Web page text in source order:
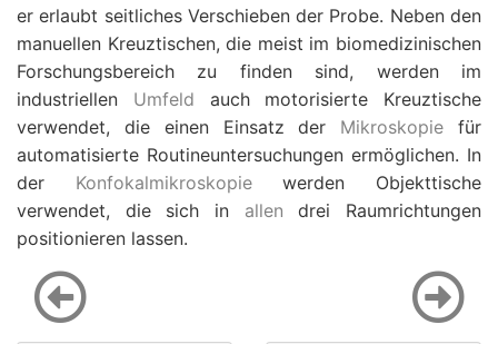
er erlaubt seitliches Verschieben der Probe. Neben den
manuellen Kreuztischen, die meist im biomedizinischen
Forschungsbereich zu finden sind, werden im
industriellen Umfeld auch motorisierte Kreuztische
verwendet, die einen Einsatz der Mikroskopie für
automatisierte Routineuntersuchungen ermöglichen. In
der Konfokalmikroskopiewerden Objekttische
verwendet, die sich in allen drei Raumrichtungen
positionieren lassen.